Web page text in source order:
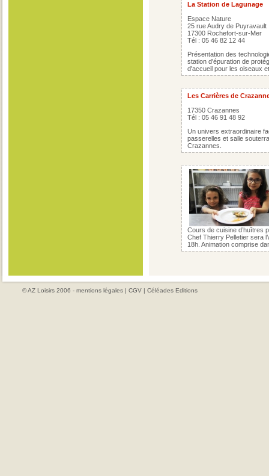
La Station de Lagunage
Espace Nature
25 rue Audry de Puyravault
17300 Rochefort-sur-Mer
Tél : 05 46 82 12 44
Présentation des
station d'épuration de
d'accueil pour les oiseaux
Les Carrières de
17350 Crazannes
Tél : 05 46 91 48 92
Un univers extraordinaire
passerelles et salle
Crazannes.
Cours de cuisine d’huîtres
Chef Thierry Pelletier sera
18h. Animation comprise
© AZ Loisirs 2006 - mentions légales | CGV | Céléades Editions